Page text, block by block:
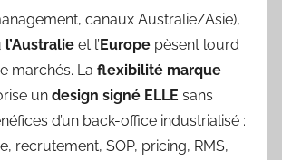
canaux Australie/Asie),
l’Australie et l’ Europe pèsent lourd
marchés. La flexibilité marque
un design signé ELLE sans
d’un back-office industrialisé :
recrutement, SOP, pricing, RMS,